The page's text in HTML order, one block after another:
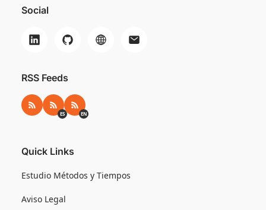
Social
RSS Feeds
RSS RSS ES
ES RSS EN
EN
Quick Links
Estudio Métodos y Tiempos
Aviso Legal